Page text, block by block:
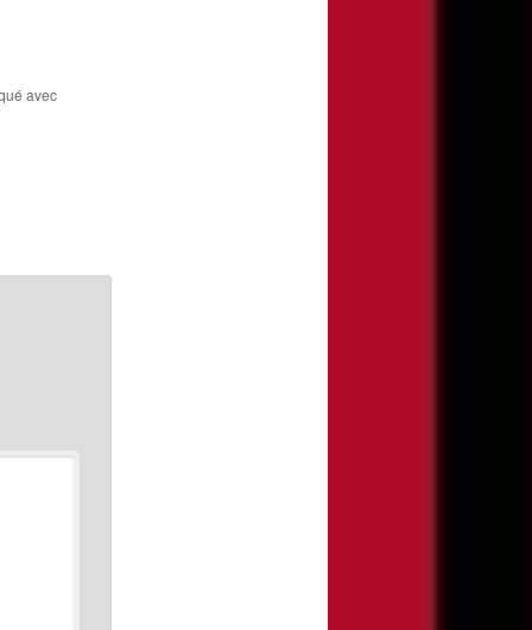
avec